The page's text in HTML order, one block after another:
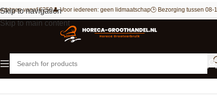
Skip to navigation
Skip to main content
vanaf €250👤 Voor iedereen: geen lidmaatschap🕒 Bezorging tussen 08-
Home Bakkerij